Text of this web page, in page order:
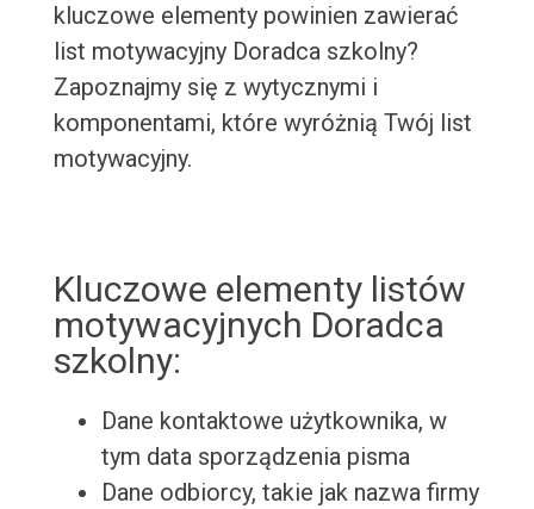
kluczowe elementy powinien zawierać
list motywacyjny Doradca szkolny?
Zapoznajmy się z wytycznymi i
komponentami, które wyróżnią Twój list
motywacyjny.
Kluczowe elementy listów
motywacyjnych Doradca
szkolny:
Dane kontaktowe użytkownika, w
tym data sporządzenia pisma
Dane odbiorcy, takie jak nazwa firmy